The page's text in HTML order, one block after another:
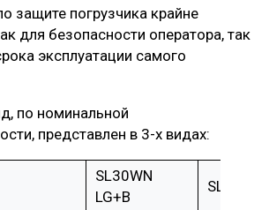
защите погрузчика крайне
для безопасности оператора, так
эксплуатации самого
по номинальной
представлен в 3-х видах:
SL30WN
LG+B
SL50WN